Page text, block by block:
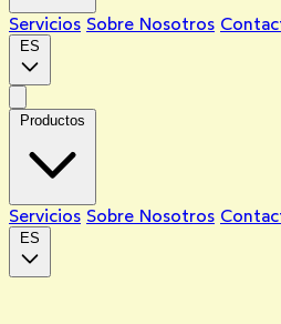
Servicios Sobre Nosotros
ES
Productos
Servicios Sobre Nosotros
ES